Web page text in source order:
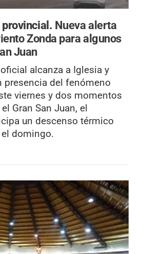
Nueva alerta
Zonda para algunos
Juan
alcanza a Iglesia y
presencia del fenómeno
viernes y dos momentos
Gran San Juan, el
un descenso térmico
domingo.